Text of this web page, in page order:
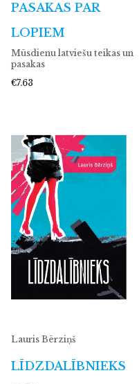
PASAKAS PAR
LOPIEM
Mūsdienu latviešu teikas un
pasakas
€7.63
Lauris Bērziņš
LĪDZDALĪBNIEKS